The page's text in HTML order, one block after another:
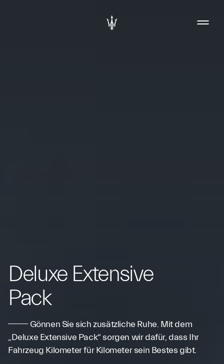
Deluxe Extensive
Pack
Gönnen Sie sich zusätzliche Ruhe. Mit dem
„Deluxe Extensive Pack“ sorgen wir dafür, dass Ihr
Fahrzeug Kilometer für Kilometer sein Bestes gibt.